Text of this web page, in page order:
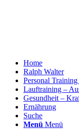
Home
Ralph Walter
Personal Training
Lauftraining –
Gesundheit –
Ernährung
Suche
Menü Menü